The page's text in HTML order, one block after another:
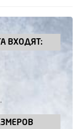
ВХОДЯТ: